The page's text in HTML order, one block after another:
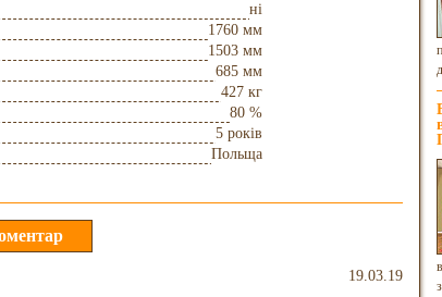
ні
1760 мм
1503 мм
685 мм
427 кг
80 %
5 років
Польща
19.03.19